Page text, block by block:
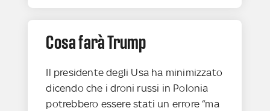
Cosa farà Trump
Il presidente degli Usa ha minimizzato
dicendo che i droni russi in Polonia
potrebbero essere stati un errore “ma